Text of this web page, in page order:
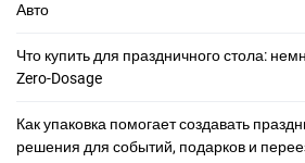
Авто
Что купить для праздничного стола:
Zero-Dosage
Как упаковка помогает создавать
решения для событий, подарков и